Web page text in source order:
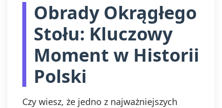
Obrady Okrągłego
Stołu: Kluczowy
Moment w Historii
Polski
Czy wiesz, że jedno z najważniejszych